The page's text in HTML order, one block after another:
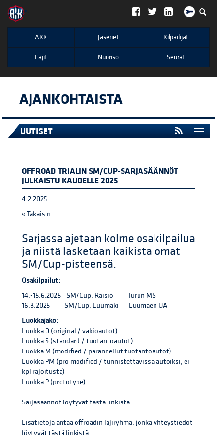
";
AKK Jäsenet Kilpailijat
Lajit Nuoriso Seurat
AJANKOHTAISTA
UUTISET
OFFROAD TRIALIN SM/CUP-SARJASÄÄNNÖT
JULKAISTU KAUDELLE 2025
4.2.2025
« Takaisin
Sarjassa ajetaan kolme osakilpailua
ja niistä lasketaan kaikista omat
SM/Cup-pisteensä.
Osakilpailut:
14.-15.6.2025 SM/Cup, Raisio Turun MS
16.8.2025 SM/Cup, Luumäki Luumäen UA
Luokkajako:
Luokka O (original / vakioautot)
Luokka S (standard / tuotantoautot)
Luokka M (modified / parannellut tuotantoautot)
Luokka PM (pro modified / tunnistettavissa autoiksi, ei
kpl rajoitusta)
Luokka P (prototype)
Sarjasäännöt löytyvät tästä linkistä.
Lisätietoja antaa offroadin lajiryhmä, jonka yhteystiedot
löytyvät tästä linkistä.